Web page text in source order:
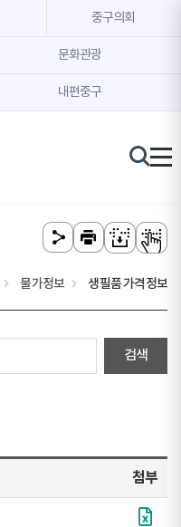
기
기
중구의회
문화관광
내편중구
물가정보 생필품 가격정보
첨부